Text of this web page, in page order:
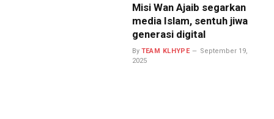
Misi Wan Ajaib segarkan
media Islam, sentuh jiwa
generasi digital
By TEAM KLHYPE
September 19,
2025